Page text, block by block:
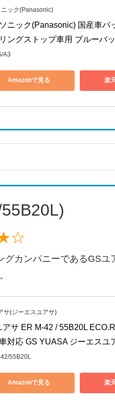
ニック(Panasonic)
ニック(Panasonic) 国産車バ
ングストップ車用 ブルーバ
A3
Amazonで見る 楽
グカンパニーであるGS
サ(ジーエスユアサ)
アサ ER M-42 / 55B20L
対応 GS YUASA ジーエスユ
55B20L
Amazonで見る 楽